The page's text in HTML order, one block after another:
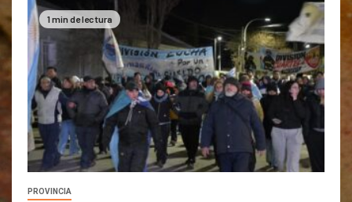
1 min de lectura
PROVINCIA